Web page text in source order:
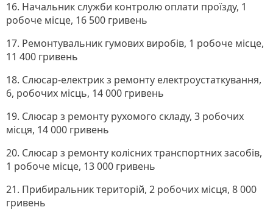
16. Начальник служби контролю оплати проїзду, 1
робоче місце, 16 500 гривень
17. Ремонтувальник гумових виробів, 1 робоче місце,
11 400 гривень
18. Слюсар-електрик з ремонту електроустаткування,
6, робочих місць, 14 000 гривень
19. Слюсар з ремонту рухомого складу, 3 робочих
місця, 14 000 гривень
20. Слюсар з ремонту колісних транспортних засобів,
1 робоче місце, 13 000 гривень
21. Прибиральник територій, 2 робочих місця, 8 000
гривень